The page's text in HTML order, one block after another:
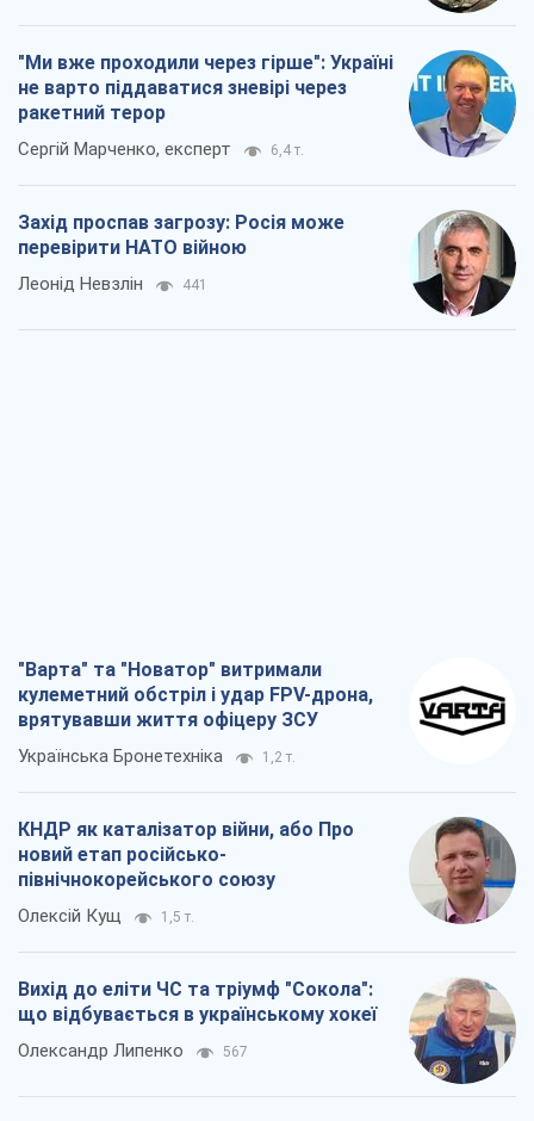
"Ми вже проходили через гірше": Україні
не варто піддаватися зневірі через
ракетний терор
Сергій Марченко, експерт 6,4 т.
Захід проспав загрозу: Росія може
перевірити НАТО війною
Леонід Невзлін 441
"Варта" та "Новатор" витримали
кулеметний обстріл і удар FPV-дрона,
врятувавши життя офіцеру ЗСУ
Українська Бронетехніка 1,2 т.
КНДР як каталізатор війни, або Про
новий етап російсько-
північнокорейського союзу
Олексій Кущ 1,5 т.
Вихід до еліти ЧС та тріумф "Сокола":
що відбувається в українському хокеї
Олександр Липенко 567